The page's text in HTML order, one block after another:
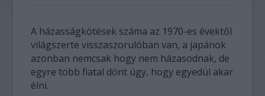
A házasságkötések száma az 1970-es évektől
világszerte visszaszorulóban van, a japánok
azonban nemcsak hogy nem házasodnak, de
egyre több fiatal dönt úgy, hogy egyedül akar
élni.